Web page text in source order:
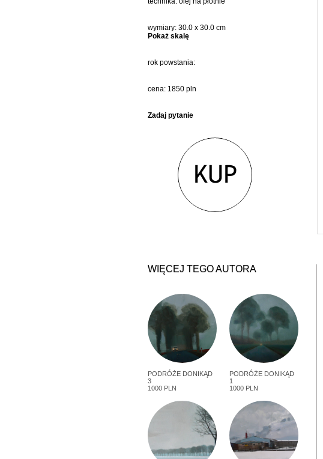
wymiary: 30.0 x 30.0 cm
Pokaż skalę
rok powstania:
cena: 1850 pln
Zadaj pytanie
WIĘCEJ TEGO AUTORA
PODRÓŻE DONIKĄD
3
1000 PLN
PODRÓŻE DONIKĄD
1
1000 PLN